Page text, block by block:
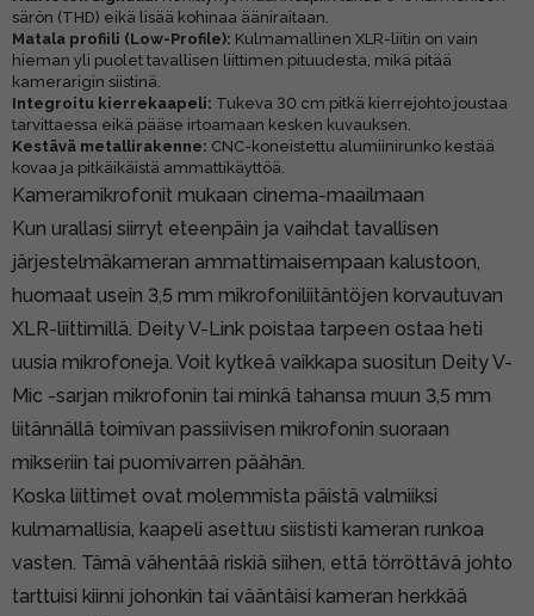
särön (THD) eikä lisää kohinaa ääniraitaan.
Matala profiili (Low-Profile): Kulmamallinen XLR-liitin on vain
hieman yli puolet tavallisen liittimen pituudesta, mikä pitää
kamerarigin siistinä.
Integroitu kierrekaapeli: Tukeva 30 cm pitkä kierrejohto joustaa
tarvittaessa eikä pääse irtoamaan kesken kuvauksen.
Kestävä metallirakenne: CNC-koneistettu alumiinirunko kestää
kovaa ja pitkäikäistä ammattikäyttöä.
Kameramikrofonit mukaan cinema-maailmaan
Kun urallasi siirryt eteenpäin ja vaihdat tavallisen
järjestelmäkameran ammattimaisempaan kalustoon,
huomaat usein 3,5 mm mikrofoniliitäntöjen korvautuvan
XLR-liittimillä. Deity V-Link poistaa tarpeen ostaa heti
uusia mikrofoneja. Voit kytkeä vaikkapa suositun Deity V-
Mic -sarjan mikrofonin tai minkä tahansa muun 3,5 mm
liitännällä toimivan passiivisen mikrofonin suoraan
mikseriin tai puomivarren päähän.
Koska liittimet ovat molemmista päistä valmiiksi
kulmamallisia, kaapeli asettuu siististi kameran runkoa
vasten. Tämä vähentää riskiä siihen, että törröttävä johto
tarttuisi kiinni johonkin tai vääntäisi kameran herkkää